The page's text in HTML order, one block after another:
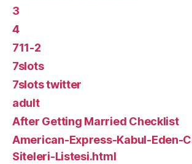
3
4
711-2
7slots
7slots twitter
adult
After Getting Married Checklist
American-Express-Kabul-Eden-
Siteleri-Listesi.html